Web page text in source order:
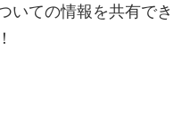
いての情報を共有でき